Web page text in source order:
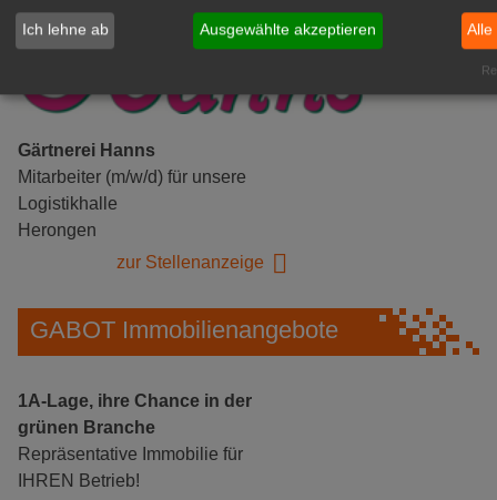
Gärtnerei Hanns
Mitarbeiter (m/w/d) für unsere
Logistikhalle
Herongen
zur Stellenanzeige
GABOT Immobilienangebote
1A-Lage, ihre Chance in der
grünen Branche
Repräsentative Immobilie für
IHREN Betrieb!
Ich lehne ab Ausgewählte akzeptieren Alle